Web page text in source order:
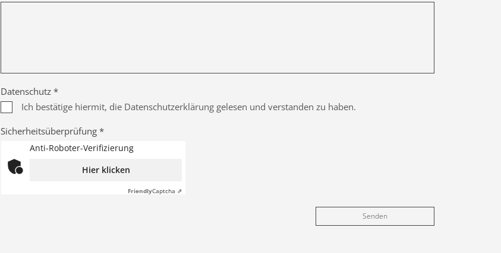
Datenschutz *
Ich bestätige hiermit, die Datenschutzerklärung gelesen und verstanden zu haben.
Sicherheitsüberprüfung *
Anti-Roboter-Verifizierung
Hier klicken
FriendlyCaptcha ⇗